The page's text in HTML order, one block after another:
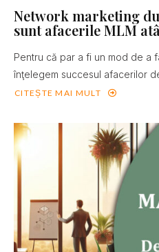
Network marketing
sunt afacerile MLM
Pentru că par a fi un mod de a
înţelegem succesul afacerilor
CITEȘTE MAI MULT